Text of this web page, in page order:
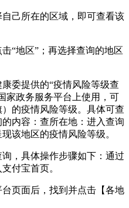
己所在的区域，即可查看该
“地区”；再选择查询的地区
委提供的“疫情风险等级查
家政务服务平台上使用，可
的疫情风险等级。具体可查
内容：查所在地：进入查询
该地区的疫情风险等级。
，具体操作步骤如下：通过
付宝首页。
页面后，找到并点击【各地